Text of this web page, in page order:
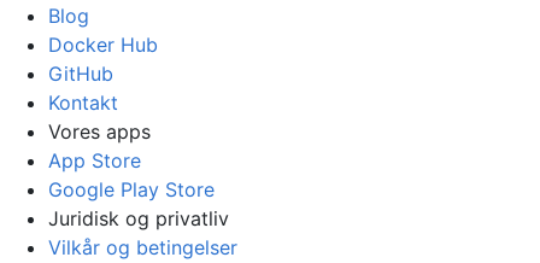
Blog
Docker Hub
GitHub
Kontakt
Vores apps
App Store
Google Play Store
Juridisk og privatliv
Vilkår og betingelser